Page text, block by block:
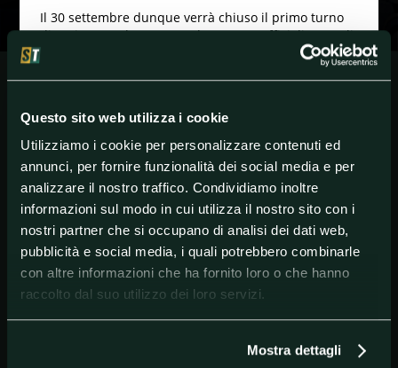
Questo sito web utilizza i cookie
Utilizziamo i cookie per personalizzare contenuti ed
annunci, per fornire funzionalità dei social media e per
analizzare il nostro traffico. Condividiamo inoltre
informazioni sul modo in cui utilizza il nostro sito con i
nostri partner che si occupano di analisi dei dati web,
pubblicità e social media, i quali potrebbero combinarle
con altre informazioni che ha fornito loro o che hanno
raccolto dal suo utilizzo dei loro servizi.
Mostra dettagli
Il 30 settembre dunque verrà chiuso il primo turno
di Serie A, ma la Lega non ha ancora ufficializzato gli
orari per le tre gare in questione: questi verranno
#Atalanta #Benevento #Inter #Lazio
#SerieA